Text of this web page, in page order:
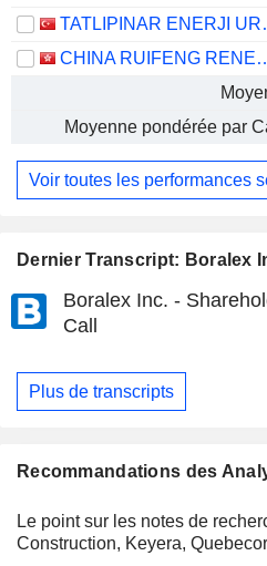
Dernier Transcript: Boralex
Boralex Inc. -
Call
Plus de transcripts
Recommandations des
Le point sur les notes de
Construction, Keyera, Quebecor
CHINA RUIFENG
Moyenne pondérée par
Voir toutes les performances